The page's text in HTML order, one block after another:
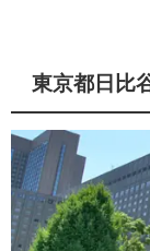
東京都日比